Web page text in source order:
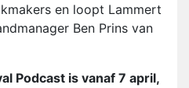
en loopt Lammert
Ben Prins van
Podcast is vanaf 7 april,